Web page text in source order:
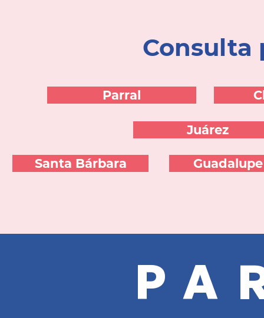
Consulta
Parral
Juárez
Santa Bárbara Guadalupe